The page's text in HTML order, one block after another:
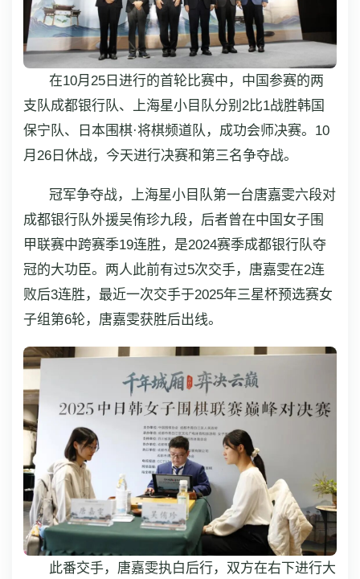
在10月25日进行的首轮比赛中，中国参赛的两
支队成都银行队、上海星小目队分别2比1战胜韩国
保宁队、日本围棋·将棋频道队，成功会师决赛。10
月26日休战，今天进行决赛和第三名争夺战。
冠军争夺战，上海星小目队第一台唐嘉雯六段对
成都银行队外援吴侑珍九段，后者曾在中国女子围
甲联赛中跨赛季19连胜，是2024赛季成都银行队夺
冠的大功臣。两人此前有过5次交手，唐嘉雯在2连
败后3连胜，最近一次交手于2025年三星杯预选赛女
子组第6轮，唐嘉雯获胜后出线。
此番交手，唐嘉雯执白后行，双方在右下进行大